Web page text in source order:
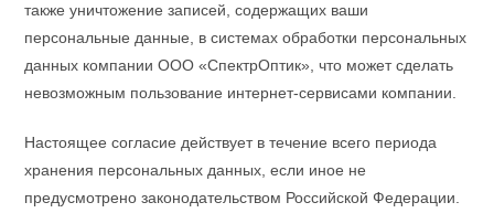
также уничтожение записей, содержащих ваши
персональные данные, в системах обработки персональных
данных компании ООО «СпектрОптик», что может сделать
невозможным пользование интернет-сервисами компании.
Настоящее согласие действует в течение всего периода
хранения персональных данных, если иное не
предусмотрено законодательством Российской Федерации.